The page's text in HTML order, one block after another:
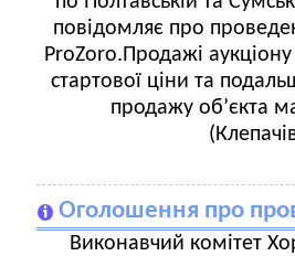
повідомляє про
ProZoro.Продажі
стартової ціни та
продажу об’єкта
Оголошення про
Виконавчий комітет